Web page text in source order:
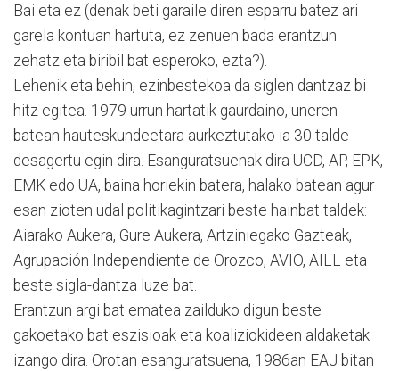
Bai eta ez (denak beti garaile diren esparru batez ari
garela kontuan hartuta, ez zenuen bada erantzun
zehatz eta biribil bat esperoko, ezta?).
Lehenik eta behin, ezinbestekoa da siglen dantzaz bi
hitz egitea. 1979 urrun hartatik gaurdaino, uneren
batean hauteskundeetara aurkeztutako ia 30 talde
desagertu egin dira. Esanguratsuenak dira UCD, AP, EPK,
EMK edo UA, baina horiekin batera, halako batean agur
esan zioten udal politikagintzari beste hainbat taldek:
Aiarako Aukera, Gure Aukera, Artziniegako Gazteak,
Agrupación Independiente de Orozco, AVIO, AILL eta
beste sigla-dantza luze bat.
Erantzun argi bat ematea zailduko digun beste
gakoetako bat eszisioak eta koaliziokideen aldaketak
izango dira. Orotan esanguratsuena, 1986an EAJ bitan